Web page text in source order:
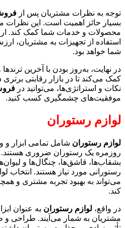
توجه به نظرات مشتریان پس از
بسیار حائز اهمیت است. این نظرات
محصولات و خدمات شما کمک کند.
استفاده از تجهیزات به مشتریان،
شما خواهد بود.
در نهایت، به‌روز بودن با آخرین
کمک می‌کند تا در بازار رقابتی برتری
نکات و استراتژی‌ها، می‌توانید در
موفقیت‌های چشمگیری کسب کنید.
لوازم رستوران
لوازم رستوران شامل تمامی ابزار
روزمره یک رستوران ضروری هستند.
بشقاب‌ها، قاشق‌ها، چنگال‌ها و
رستورانی مورد نیاز هستند. انتخاب
می‌تواند به بهبود تجربه مشتری و
کند.
در واقع، لوازم رستوران به عنوان
مشتریان به شمار می‌آیند. طراحی و